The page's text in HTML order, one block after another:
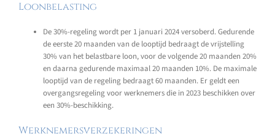
Loonbelasting
De 30%-regeling wordt per 1 januari 2024 versoberd. Gedurende
de eerste 20 maanden van de looptijd bedraagt de vrijstelling
30% van het belastbare loon, voor de volgende 20 maanden 20%
en daarna gedurende maximaal 20 maanden 10%. De maximale
looptijd van de regeling bedraagt 60 maanden. Er geldt een
overgangsregeling voor werknemers die in 2023 beschikken over
een 30%-beschikking.
Werknemersverzekeringen